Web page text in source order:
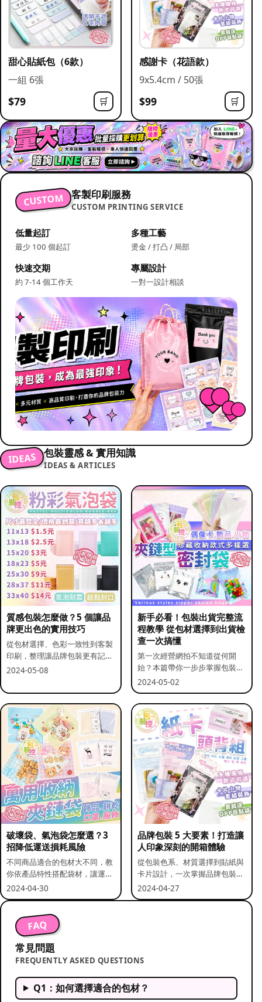
甜心貼紙包（6款）
一組 6張
$79 🛒
感謝卡（花語款）
9x5.4cm / 50張
$99 🛒
CUSTOM 客製印刷服務
CUSTOM PRINTING SERVICE
低量起訂
最少 100 個起訂
多種工藝
燙金 / 打凸 / 局部
快速交期
約 7-14 個工作天
專屬設計
一對一設計相談
IDEAS 包裝靈感 & 實用知識
IDEAS & ARTICLES
質感包裝怎麼做？5 個讓品
牌更出色的實用技巧
從包材選擇、色彩一致性到客製
印刷，整理讓品牌包裝更有記憶
點的實用做法。
2024-05-08
新手必看！包裝出貨完整流
程教學 從包材選擇到出貨檢
查一次搞懂
第一次經營網拍不知道從何開
始？本篇帶你一步步掌握包裝流
程與出貨前檢查重點。
2024-05-02
破壞袋、氣泡袋怎麼選？3
招降低運送損耗風險
不同商品適合的包材大不同，教
你依產品特性搭配袋材，讓運送
更安全。
2024-04-30
品牌包裝 5 大要素！打造讓
人印象深刻的開箱體驗
從包裝色系、材質選擇到貼紙與
卡片設計，一次掌握品牌包裝的
關鍵要素。
2024-04-27
FAQ
常見問題
FREQUENTLY ASKED QUESTIONS
Q1：如何選擇適合的包材？